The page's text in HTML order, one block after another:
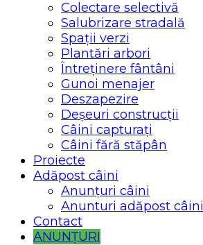
Colectare selectivă
Salubrizare stradală
Spații verzi
Plantări arbori
Întreținere fântâni
Gunoi menajer
Deszapezire
Deșeuri construcții
Câini capturați
Câini fără stăpân
Proiecte
Adăpost câini
Anunțuri câini
Anunturi adăpost câini
Contact
ANUNȚURI